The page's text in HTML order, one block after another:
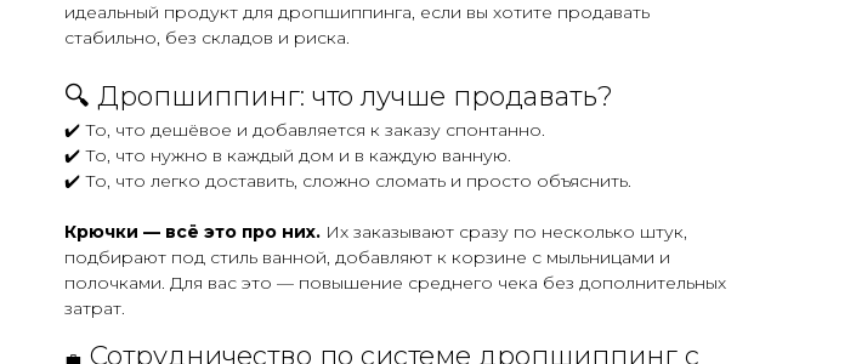
идеальный продукт для дропшиппинга, если вы хотите продавать
стабильно, без складов и риска.
🔍 Дропшиппинг: что лучше продавать?
✔️ То, что дешёвое и добавляется к заказу спонтанно.
✔️ То, что нужно в каждый дом и в каждую ванную.
✔️ То, что легко доставить, сложно сломать и просто объяснить.
Крючки — всё это про них. Их заказывают сразу по несколько штук,
подбирают под стиль ванной, добавляют к корзине с мыльницами и
полочками. Для вас это — повышение среднего чека без дополнительных
затрат.
💼 Сотрудничество по системе дропшиппинг с